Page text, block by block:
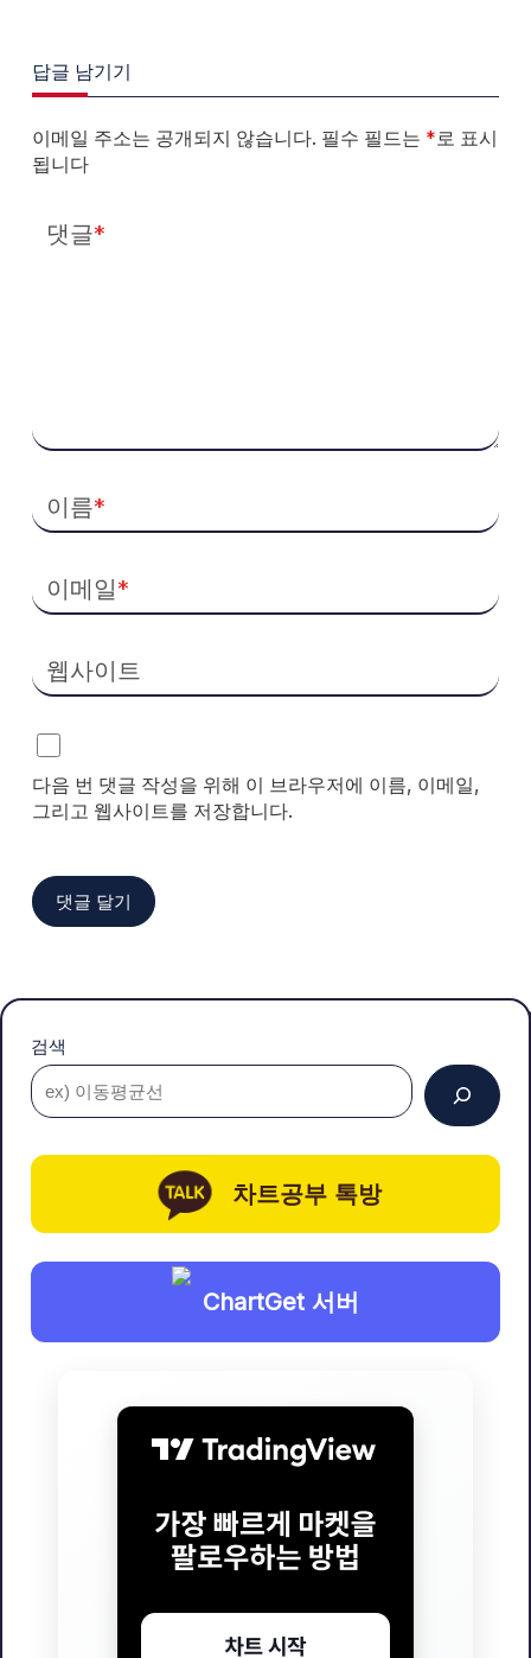
답글 남기기
이메일 주소는 공개되지 않습니다. 필수 필드는 *로 표시
됩니다
댓글*
이름*
이메일*
웹사이트
다음 번 댓글 작성을 위해 이 브라우저에 이름, 이메일,
그리고 웹사이트를 저장합니다.
검색
차트공부 톡방
ChartGet 서버